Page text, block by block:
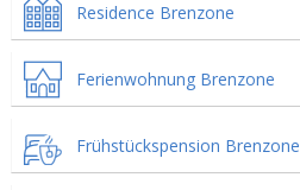
Residence Brenzone
Ferienwohnung Brenzone
Frühstückspension Brenzone